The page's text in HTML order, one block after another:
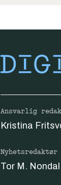
Ansvarlig
Kristina
Nyhetsredaktør
Tor M. Nondal